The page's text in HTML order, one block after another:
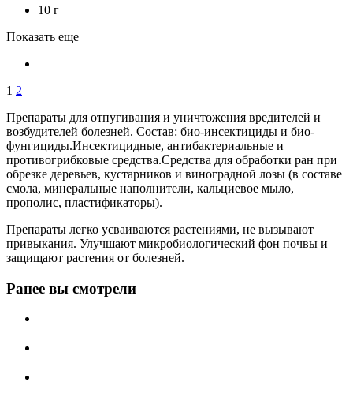
10 г
Показать еще
1 2
Препараты для отпугивания и уничтожения вредителей и
возбудителей болезней. Состав: био-инсектициды и био-
фунгициды.Инсектицидные, антибактериальные и
противогрибковые средства.Средства для обработки ран при
обрезке деревьев, кустарников и виноградной лозы (в составе
смола, минеральные наполнители, кальциевое мыло,
прополис, пластификаторы).
Препараты легко усваиваются растениями, не вызывают
привыкания. Улучшают микробиологический фон почвы и
защищают растения от болезней.
Ранее вы смотрели